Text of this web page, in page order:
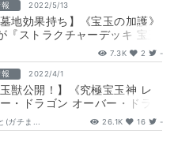
2022/5/13
墓地効果持ち】《宝玉の加護》
『ストラクチャーデッキ 宝玉
に収録判明！
7.3K 2 -
2022/4/1
玉獣公開！】《究極宝玉神 レ
・ドラゴン オーバー・ドラ
『ストラクチャーデッキ 宝
…
(ガチま... 26.1K 16 -